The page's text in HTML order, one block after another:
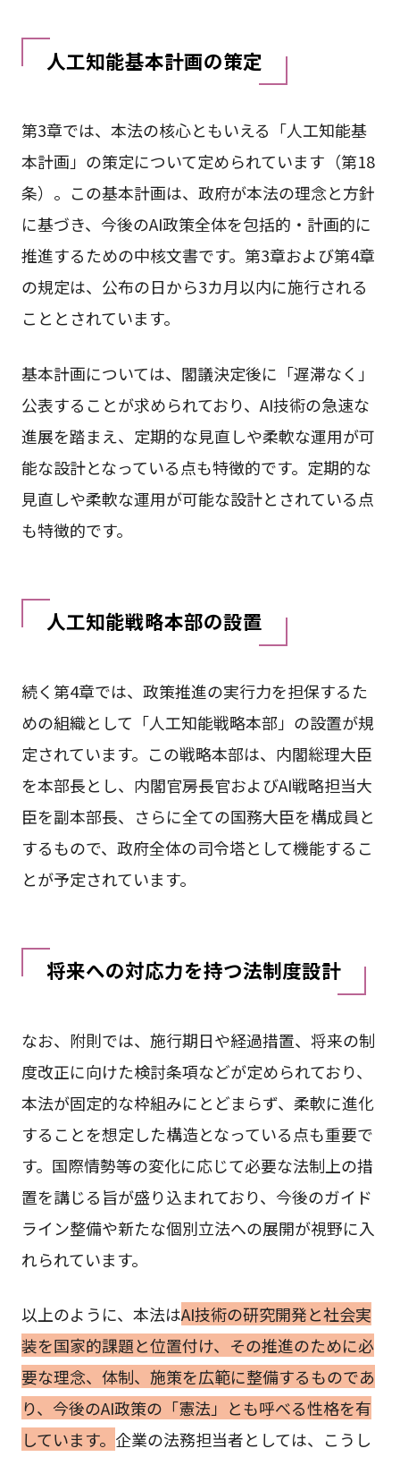
人工知能基本計画の策定
第3章では、本法の核心ともいえる「人工知能基
本計画」の策定について定められています（第18
条）。この基本計画は、政府が本法の理念と方針
に基づき、今後のAI政策全体を包括的・計画的に
推進するための中核文書です。第3章および第4章
の規定は、公布の日から3カ月以内に施行される
こととされています。
基本計画については、閣議決定後に「遅滞なく」
公表することが求められており、AI技術の急速な
進展を踏まえ、定期的な見直しや柔軟な運用が可
能な設計となっている点も特徴的です。定期的な
見直しや柔軟な運用が可能な設計とされている点
も特徴的です。
人工知能戦略本部の設置
続く第4章では、政策推進の実行力を担保するた
めの組織として「人工知能戦略本部」の設置が規
定されています。この戦略本部は、内閣総理大臣
を本部長とし、内閣官房長官およびAI戦略担当大
臣を副本部長、さらに全ての国務大臣を構成員と
するもので、政府全体の司令塔として機能するこ
とが予定されています。
将来への対応力を持つ法制度設計
なお、附則では、施行期日や経過措置、将来の制
度改正に向けた検討条項などが定められており、
本法が固定的な枠組みにとどまらず、柔軟に進化
することを想定した構造となっている点も重要で
す。国際情勢等の変化に応じて必要な法制上の措
置を講じる旨が盛り込まれており、今後のガイド
ライン整備や新たな個別立法への展開が視野に入
れられています。
以上のように、本法はAI技術の研究開発と社会実
装を国家的課題と位置付け、その推進のために必
要な理念、体制、施策を広範に整備するものであ
り、今後のAI政策の「憲法」とも呼べる性格を有
しています。 企業の法務担当者としては、こうし